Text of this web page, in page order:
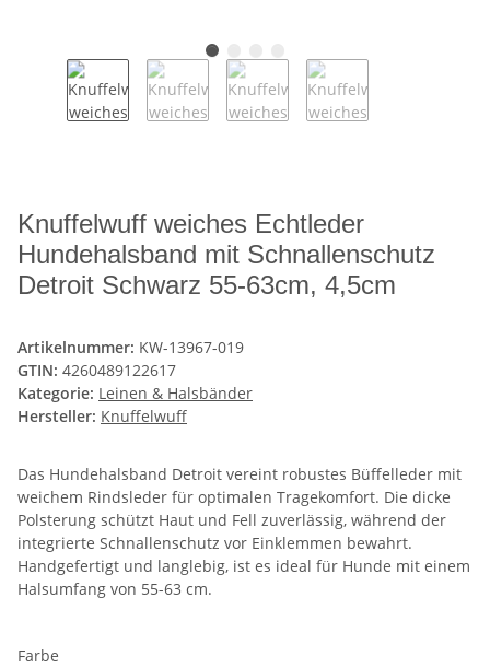
Knuffelwuff weiches Echtleder
Hundehalsband mit Schnallenschutz
Detroit Schwarz 55-63cm, 4,5cm
Artikelnummer: KW-13967-019
GTIN: 4260489122617
Kategorie: Leinen & Halsbänder
Hersteller: Knuffelwuff
Das Hundehalsband Detroit vereint robustes Büffelleder mit
weichem Rindsleder für optimalen Tragekomfort. Die dicke
Polsterung schützt Haut und Fell zuverlässig, während der
integrierte Schnallenschutz vor Einklemmen bewahrt.
Handgefertigt und langlebig, ist es ideal für Hunde mit einem
Halsumfang von 55-63 cm.
Farbe